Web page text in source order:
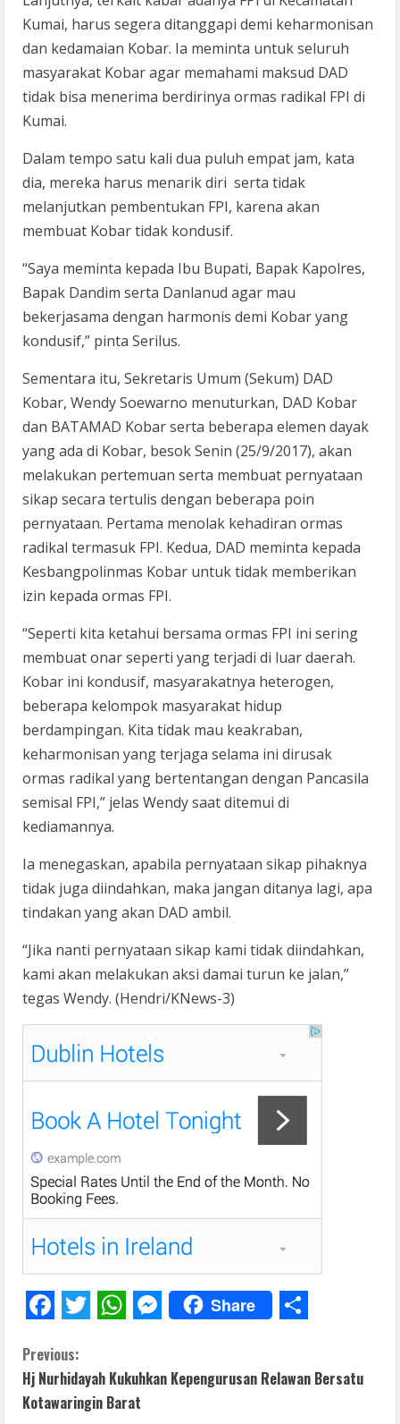
Kumai, harus segera ditanggapi demi keharmonisan
dan kedamaian Kobar. Ia meminta untuk seluruh
masyarakat Kobar agar memahami maksud DAD
tidak bisa menerima berdirinya ormas radikal FPI di
Kumai.
Dalam tempo satu kali dua puluh empat jam, kata
dia, mereka harus menarik diri serta tidak
melanjutkan pembentukan FPI, karena akan
membuat Kobar tidak kondusif.
“Saya meminta kepada Ibu Bupati, Bapak Kapolres,
Bapak Dandim serta Danlanud agar mau
bekerjasama dengan harmonis demi Kobar yang
kondusif,” pinta Serilus.
Sementara itu, Sekretaris Umum (Sekum) DAD
Kobar, Wendy Soewarno menuturkan, DAD Kobar
dan BATAMAD Kobar serta beberapa elemen dayak
yang ada di Kobar, besok Senin (25/9/2017), akan
melakukan pertemuan serta membuat pernyataan
sikap secara tertulis dengan beberapa poin
pernyataan. Pertama menolak kehadiran ormas
radikal termasuk FPI. Kedua, DAD meminta kepada
Kesbangpolinmas Kobar untuk tidak memberikan
izin kepada ormas FPI.
“Seperti kita ketahui bersama ormas FPI ini sering
membuat onar seperti yang terjadi di luar daerah.
Kobar ini kondusif, masyarakatnya heterogen,
beberapa kelompok masyarakat hidup
berdampingan. Kita tidak mau keakraban,
keharmonisan yang terjaga selama ini dirusak
ormas radikal yang bertentangan dengan Pancasila
semisal FPI,” jelas Wendy saat ditemui di
kediamannya.
Ia menegaskan, apabila pernyataan sikap pihaknya
tidak juga diindahkan, maka jangan ditanya lagi, apa
tindakan yang akan DAD ambil.
“Jika nanti pernyataan sikap kami tidak diindahkan,
kami akan melakukan aksi damai turun ke jalan,”
tegas Wendy. (Hendri/KNews-3)
a
c
w
i
h
a
e
s
Share
h
a
C
o
Previous:
Hj Nurhidayah Kukuhkan Kepengurusan Relawan Bersatu
Kotawaringin Barat